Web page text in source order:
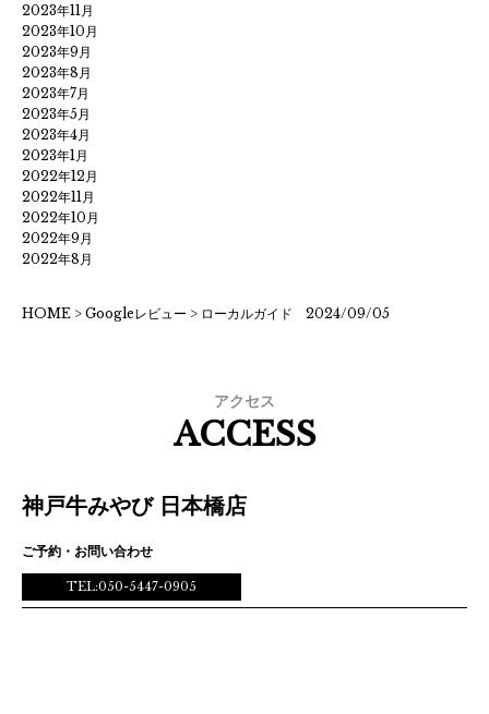
2023年11月
2023年10月
2023年9月
2023年8月
2023年7月
2023年5月
2023年4月
2023年1月
2022年12月
2022年11月
2022年10月
2022年9月
2022年8月
HOME > Googleレビュー > ローカルガイド 2024/09/05
アクセス
ACCESS
神戸牛みやび 日本橋店
ご予約・お問い合わせ
TEL:050-5447-0905